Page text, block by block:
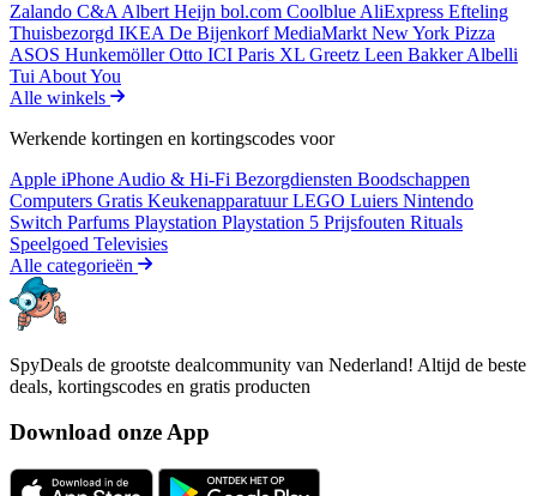
Zalando C&A Albert Heijn bol.com Coolblue AliExpress Efteling
Thuisbezorgd IKEA De BijenkorfMediaMarkt New York Pizza
ASOS HunkemöllerOtto ICI Paris XL Greetz Leen BakkerAlbelli
Tui About You
Alle winkels
Werkende kortingen en kortingscodes voor
Apple iPhone Audio & Hi-Fi Bezorgdiensten Boodschappen
Computers Gratis KeukenapparatuurLEGO Luiers Nintendo
Switch Parfums Playstation Playstation 5 Prijsfouten Rituals
Speelgoed Televisies
Alle categorieën
SpyDeals de grootste dealcommunity van Nederland! Altijd de beste
deals, kortingscodes en gratis producten
Download onze App